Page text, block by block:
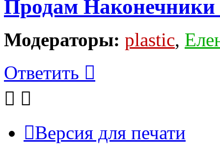
Продам
Модераторы: plastic,
Ответить
Версия для печати